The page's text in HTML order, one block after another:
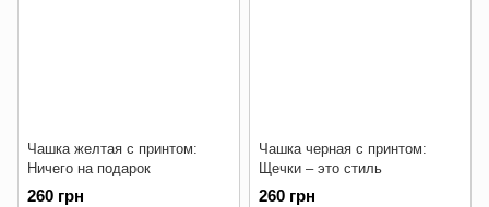
Чашка желтая с принтом:
Ничего на подарок
260 грн
Чашка черная с принтом:
Щечки – это стиль
260 грн